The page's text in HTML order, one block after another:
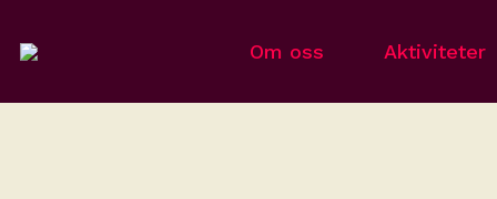
Om oss Aktiviteter